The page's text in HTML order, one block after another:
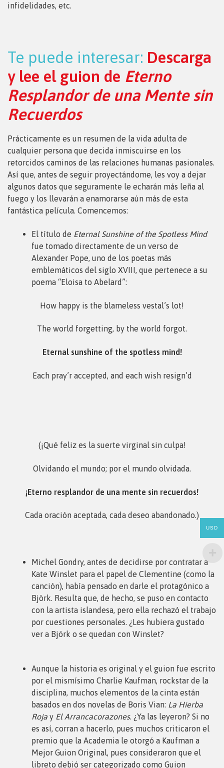
infidelidades, etc.
Te puede interesar: Descarga
y lee el guion de Eterno
Resplandor de una Mente sin
Recuerdos
Prácticamente es un resumen de la vida adulta de
cualquier persona que decida inmiscuirse en los
retorcidos caminos de las relaciones humanas pasionales.
Así que, antes de seguir proyectándome, les voy a dejar
algunos datos que seguramente le echarán más leña al
fuego y los llevarán a enamorarse aún más de esta
fantástica película. Comencemos:
El título de Eternal Sunshine of the Spotless Mind
fue tomado directamente de un verso de
Alexander Pope, uno de los poetas más
emblemáticos del siglo XVIII, que pertenece a su
poema “Eloisa to Abelard”:
How happy is the blameless vestal’s lot!
The world forgetting, by the world forgot.
Eternal sunshine of the spotless mind!
Each pray’r accepted, and each wish resign’d
(¡Qué feliz es la suerte virginal sin culpa!
Olvidando el mundo; por el mundo olvidada.
¡Eterno resplandor de una mente sin recuerdos!
Cada oración aceptada, cada deseo abandonado.)
Michel Gondry, antes de decidirse por contratar a
Kate Winslet para el papel de Clementine (como la
canción), había pensado en darle el protagónico a
Björk. Resulta que, de hecho, se puso en contacto
con la artista islandesa, pero ella rechazó el trabajo
por cuestiones personales. ¿Les hubiera gustado
ver a Björk o se quedan con Winslet?
Aunque la historia es original y el guion fue escrito
por el mismísimo Charlie Kaufman, rockstar de la
disciplina, muchos elementos de la cinta están
basados en dos novelas de Boris Vian: La Hierba
Roja y El Arrancacorazones. ¿Ya las leyeron? Si no
es así, corran a hacerlo, pues muchos criticaron el
premio que la Academia le otorgó a Kaufman a
Mejor Guion Original, pues consideraron que el
libreto debió ser categorizado como Guion
USD